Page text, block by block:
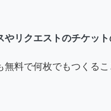
やリクエストのチケッ
無料で何枚でもつくるこ